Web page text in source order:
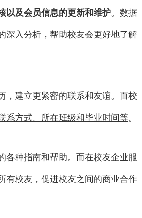
以及会员信息的更新和维护。数据
深入分析，帮助校友会更好地了解
，建立更紧密的联系和友谊。而校
系方式、所在班级和毕业时间等。
各种指南和帮助。而在校友企业服
有校友，促进校友之间的商业合作